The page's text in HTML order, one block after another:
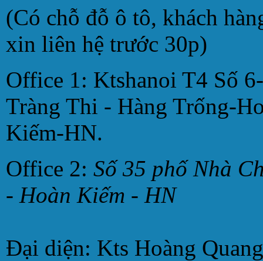
(Có chỗ đỗ ô tô, khách
xin liên hệ trước 30p)
Office 1: Ktshanoi T4 Số
Tràng Thi - Hàng Trống-
Kiếm-HN.
Office 2: Số 35 phố Nhà
- Hoàn Kiếm - HN
Đại diện: Kts Hoàng